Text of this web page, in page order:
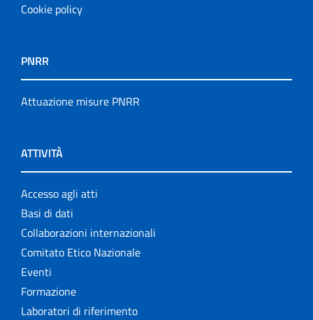
Cookie policy
PNRR
Attuazione misure PNRR
ATTIVITÀ
Accesso agli atti
Basi di dati
Collaborazioni internazionali
Comitato Etico Nazionale
Eventi
Formazione
Laboratori di riferimento